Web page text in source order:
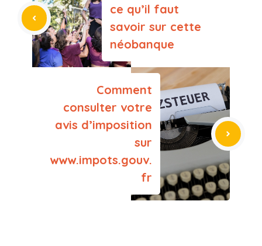
ce qu’il faut
savoir sur cette
néobanque
Comment
consulter votre
avis d’imposition
sur
www.impots.gouv.
fr